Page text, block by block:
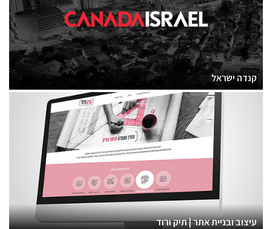
קנדה ישראל
עיצוב ובניית אתר | תיק ורוד